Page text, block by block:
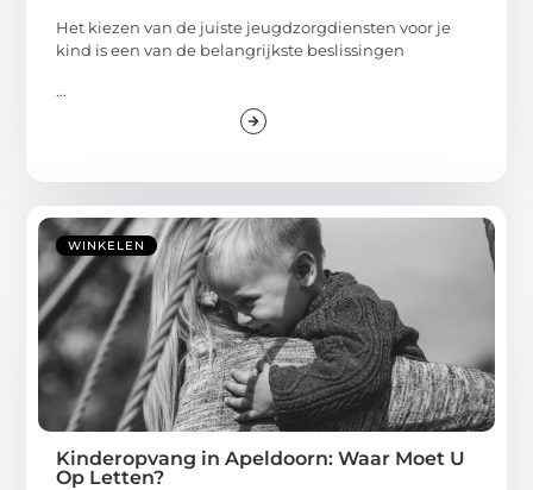
Het kiezen van de juiste jeugdzorgdiensten voor je
kind is een van de belangrijkste beslissingen
...
WINKELEN
Kinderopvang in Apeldoorn: Waar Moet U
Op Letten?